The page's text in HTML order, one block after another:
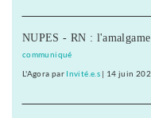
NUPES - RN :
communiqué
L'Agora par Invité.e.s| 14 juin